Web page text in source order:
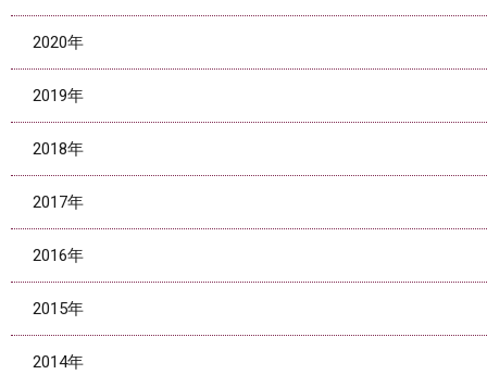
2020年
2019年
2018年
2017年
2016年
2015年
2014年